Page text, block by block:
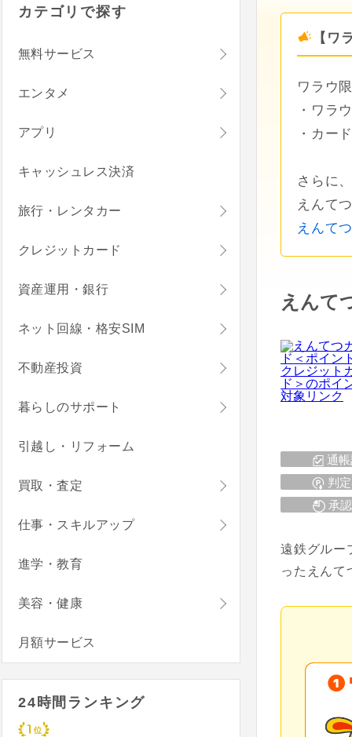
【ワ
ワラウ
・ワラ
・カー
さらに
えんて
えんて
えんて
通
判
承
遠鉄グルー
ったえんて
カテゴリで探す
無料サービス
エンタメ
アプリ
キャッシュレス決済
旅行・レンタカー
クレジットカード
資産運用・銀行
ネット回線・格安SIM
不動産投資
暮らしのサポート
引越し・リフォーム
買取・査定
仕事・スキルアップ
進学・教育
美容・健康
月額サービス
24時間ランキング